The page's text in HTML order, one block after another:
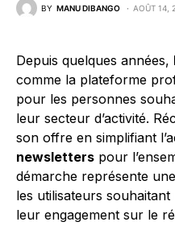
BY MANU DIBANGO AOÛT 14,
Depuis quelques années,
comme la plateforme
pour les personnes
leur secteur d’activité.
son offre en simplifiant
newsletters pour
démarche représente
les utilisateurs
leur engagement sur le